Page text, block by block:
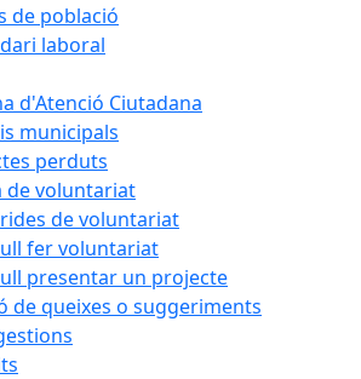
de població
laboral
d'Atenció Ciutadana
municipals
perduts
de voluntariat
de voluntariat
fer voluntariat
presentar un projecte
de queixes o suggeriments